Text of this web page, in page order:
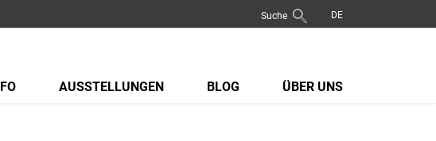
Suche
AUSSTELLUNGEN BLOG
ÜBER UNS